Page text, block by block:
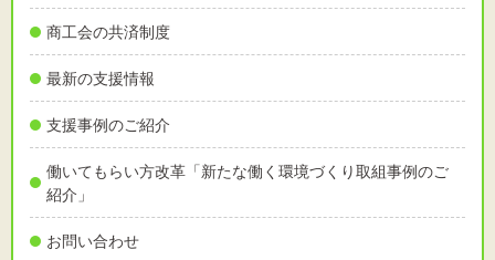
商工会の共済制度
最新の支援情報
支援事例のご紹介
働いてもらい方改革「新たな働く環境づくり取組事例のご
紹介」
お問い合わせ